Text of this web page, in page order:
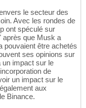
le secteur des
Avec les rondes de
ont spéculé sur
après que Musk a
pouvaient être achetés
ses opinions sur
un impact sur le
de
un impact sur le
aux
Binance.